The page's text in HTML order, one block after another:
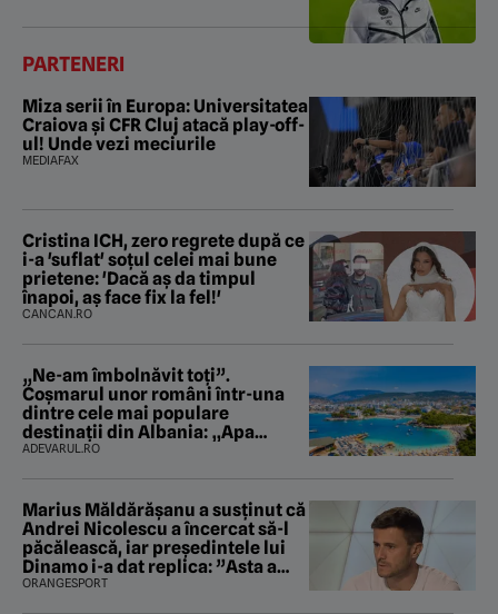
PARTENERI
Miza serii în Europa: Universitatea
Craiova și CFR Cluj atacă play-off-
ul! Unde vezi meciurile
MEDIAFAX
Cristina ICH, zero regrete după ce
i-a 'suflat' soțul celei mai bune
prietene: 'Dacă aș da timpul
înapoi, aș face fix la fel!'
CANCAN.RO
„Ne-am îmbolnăvit toți”.
Coșmarul unor români într-una
dintre cele mai populare
destinații din Albania: „Apa
mirosea a canalizare”
ADEVARUL.RO
Marius Măldărăşanu a susţinut că
Andrei Nicolescu a încercat să-l
păcălească, iar preşedintele lui
Dinamo i-a dat replica: ”Asta a
fost istoria”
ORANGESPORT